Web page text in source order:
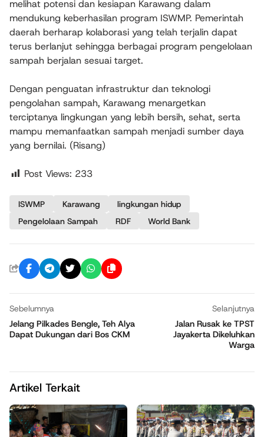
melihat potensi dan kesiapan Karawang dalam
mendukung keberhasilan program ISWMP. Pemerintah
daerah berharap kolaborasi yang telah terjalin dapat
terus berlanjut sehingga berbagai program pengelolaan
sampah berjalan sesuai target.
Dengan penguatan infrastruktur dan teknologi
pengolahan sampah, Karawang menargetkan
terciptanya lingkungan yang lebih bersih, sehat, serta
mampu memanfaatkan sampah menjadi sumber daya
yang bernilai. (Risang)
Post Views: 233
ISWMP Karawang
lingkungan hidup
Pengelolaan Sampah
RDF World Bank
Sebelumnya
Jelang Pilkades Bengle, Teh Alya
Dapat Dukungan dari Bos CKM
Selanjutnya
Jalan Rusak ke TPST
Jayakerta Dikeluhkan
Warga
Artikel Terkait